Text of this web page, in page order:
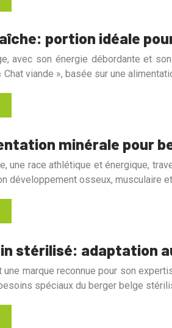
portion idéale
avec son énergie débordante et
Chat viande », basée sur une
minérale pour
une race athlétique et énergique,
développement osseux, musculaire
stérilisé: adaptation
une marque reconnue pour son
spéciaux du berger belge